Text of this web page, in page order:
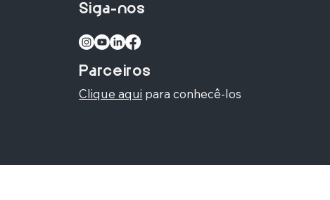
Siga-nos
Parceiros
Clique aqui para conhecê-los